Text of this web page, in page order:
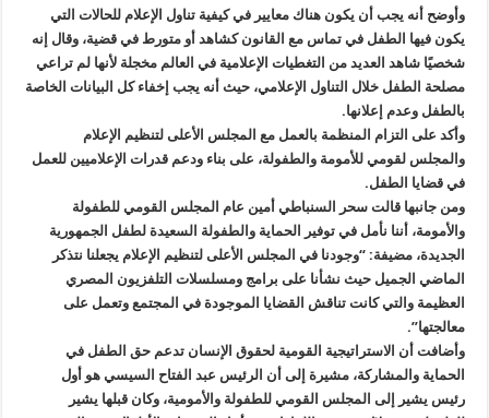
وأوضح أنه يجب أن يكون هناك معايير في كيفية تناول الإعلام للحالات التي
يكون فيها الطفل في تماس مع القانون كشاهد أو متورط في قضية، وقال إنه
شخصيًا شاهد العديد من التغطيات الإعلامية في العالم مخجلة لأنها لم تراعي
مصلحة الطفل خلال التناول الإعلامي، حيث أنه يجب إخفاء كل البيانات الخاصة
بالطفل وعدم إعلانها.
وأكد على التزام المنظمة بالعمل مع المجلس الأعلى لتنظيم الإعلام
والمجلس لقومي للأمومة والطفولة، على بناء ودعم قدرات الإعلاميين للعمل
في قضايا الطفل.
ومن جانبها قالت سحر السنباطي أمين عام المجلس القومي للطفولة
والأمومة، أننا نأمل في توفير الحماية والطفولة السعيدة لطفل الجمهورية
الجديدة، مضيفة: “وجودنا في المجلس الأعلى لتنظيم الإعلام يجعلنا نتذكر
الماضي الجميل حيث نشأنا على برامج ومسلسلات التلفزيون المصري
العظيمة والتي كانت تناقش القضايا الموجودة في المجتمع وتعمل على
معالجتها”.
وأضافت أن الاستراتيجية القومية لحقوق الإنسان تدعم حق الطفل في
الحماية والمشاركة، مشيرة إلى أن الرئيس عبد الفتاح السيسي هو أول
رئيس يشير إلى المجلس القومي للطفولة والأمومية، وكان قبلها يشير